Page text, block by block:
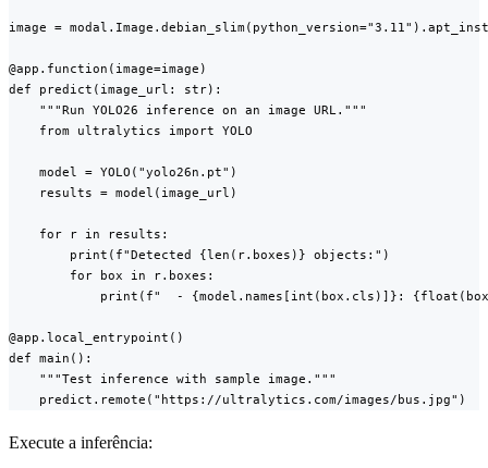
image =
@app.function(image=image)
def predict(image_url: str):
    """Run YOLO26 inference on an image URL."""
    from ultralytics import YOLO
    model = YOLO("yolo26n.pt")
    results = model(image_url)
    for r in results:
        print(f"Detected {len(r.boxes)} objects:")
        for box in r.boxes:
print(f"  - {model.names[int(box.cls)]}:
@app.local_entrypoint()
def main():
    """Test inference with sample image."""
    predict.remote("https://ultralytics.com/images/bus.jpg")
Execute a inferência: